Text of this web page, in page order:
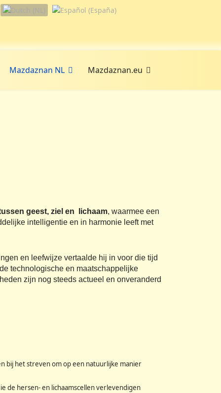
Mazdaznan NL Mazdaznan.eu
geest, ziel en lichaam, waarmee een
intelligentie en in harmonie leeft met
en leefwijze vertaalde hij in voor die tijd
technologische en maatschappelijke
zijn nog steeds actueel en onveranderd
bij het streven om op een natuurlijke manier
de hersen- en lichaamscellen verlevendigen